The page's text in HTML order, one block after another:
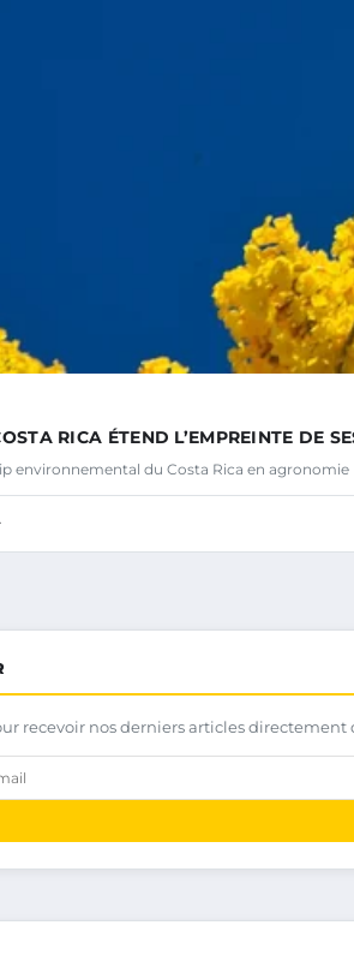
RICA ÉTEND L’EMPREINTE DE
environnemental du Costa Rica en
recevoir nos derniers articles